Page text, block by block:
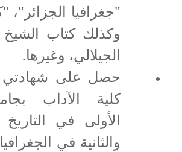
"جغرافيا الجزائر"،
وكذلك كتاب
الجيلالي، وغيرها.
حصل على
كلية الآداب